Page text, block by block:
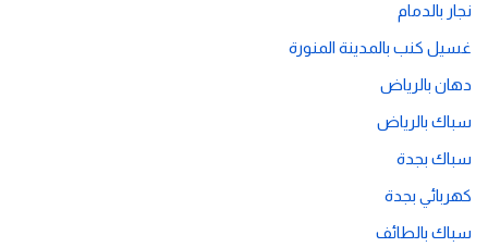
نجار بالدمام
غسيل كنب بالمدينة المنورة
دهان بالرياض
سباك بالرياض
سباك بجدة
كهربائي بجدة
سباك بالطائف